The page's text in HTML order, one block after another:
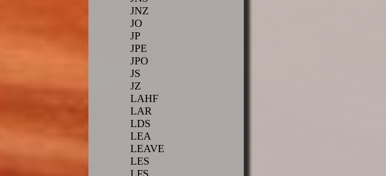
JNZ
JO
JP
JPE
JPO
JS
JZ
LAHF
LAR
LDS
LEA
LEAVE
LES
LFS